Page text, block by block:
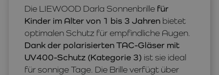
Die LIEWOOD Darla Sonnenbrille für
Kinder im Alter von 1 bis 3 Jahren bietet
optimalen Schutz für empfindliche Augen.
Dank der polarisierten TAC-Gläser mit
UV400-Schutz (Kategorie 3) ist sie ideal
für sonnige Tage. Die Brille verfügt über